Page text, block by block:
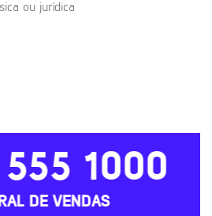
ou jurídica
1000
DE VENDAS